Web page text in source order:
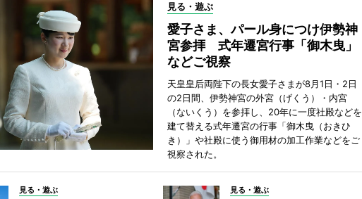
見る・遊ぶ
愛子さま、パール身につけ伊勢神
宮参拝 式年遷宮行事「御木曳」
などご視察
天皇皇后両陛下の長女愛子さまが8月1日・2日
の2日間、伊勢神宮の外宮（げくう）・内宮
（ないくう）を参拝し、20年に一度社殿などを
建て替える式年遷宮の行事「御木曳（おきひ
き）」や社殿に使う御用材の加工作業などをご
視察された。
見る・遊ぶ 見る・遊ぶ